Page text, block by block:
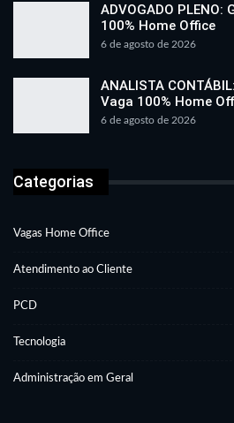
ADVOGADO
100% Home Office
6 de agosto de 2026
ANALISTA
Vaga 100% Home
6 de agosto de 2026
Categorias
Vagas Home Office
Atendimento ao Cliente
PCD
Tecnologia
Administração em Geral